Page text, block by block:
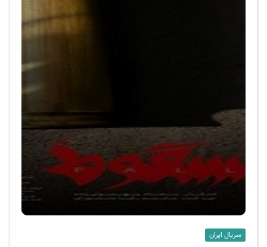
سریال ایران